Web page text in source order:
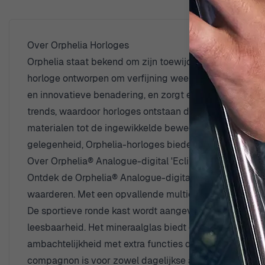
Over Orphelia Horloges
Orphelia staat bekend om zijn toewijding aan het
horloge ontworpen om verfijning weer te geven,
en innovatieve benadering, en zorgt ervoor dat elk
trends, waardoor horloges ontstaan die aansluiten bij
materialen tot de ingewikkelde bewegingen die elk
gelegenheid, Orphelia-horloges bieden uitzonderlijke
Over Orphelia® Analogue-digital 'Eclips' Herenhorloge
Ontdek de Orphelia® Analogue-digital 'Eclips'
waarderen. Met een opvallende multicolore
De sportieve ronde kast wordt aangevuld met een
leesbaarheid. Het mineraalglas biedt duurzaamheid
ambachtelijkheid met extra functies die de actieve
compagnon is voor zowel dagelijkse als